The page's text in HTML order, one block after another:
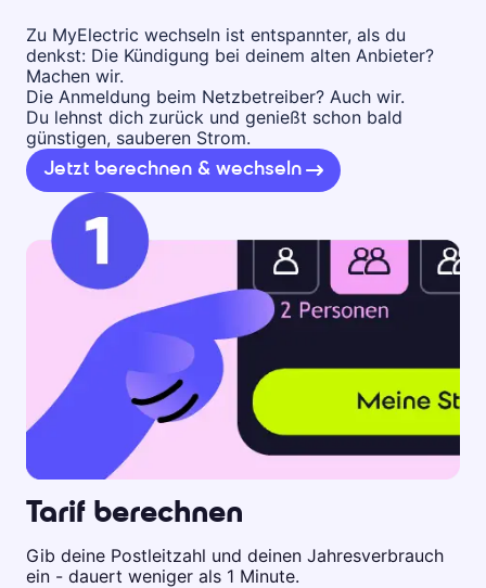
Zu MyElectric wechseln ist entspannter, als du
denkst: Die Kündigung bei deinem alten Anbieter?
Machen wir.
Die Anmeldung beim Netzbetreiber? Auch wir.
Du lehnst dich zurück und genießt schon bald
günstigen, sauberen Strom.
Jetzt berechnen & wechseln
Tarif berechnen
Gib deine Postleitzahl und deinen Jahresverbrauch
ein - dauert weniger als 1 Minute.